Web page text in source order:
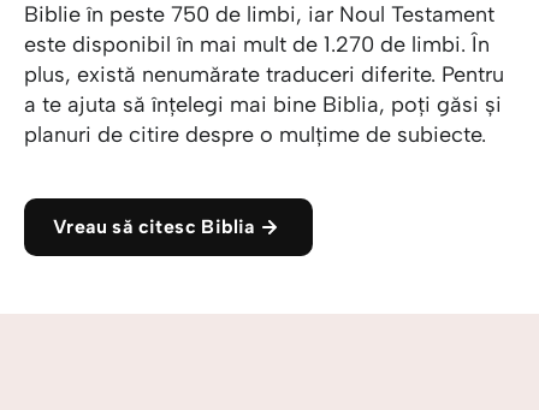
Biblie în peste 750 de limbi, iar Noul Testament
este disponibil în mai mult de 1.270 de limbi. În
plus, există nenumărate traduceri diferite. Pentru
a te ajuta să înțelegi mai bine Biblia, poți găsi și
planuri de citire despre o mulțime de subiecte.
Vreau să citesc Biblia